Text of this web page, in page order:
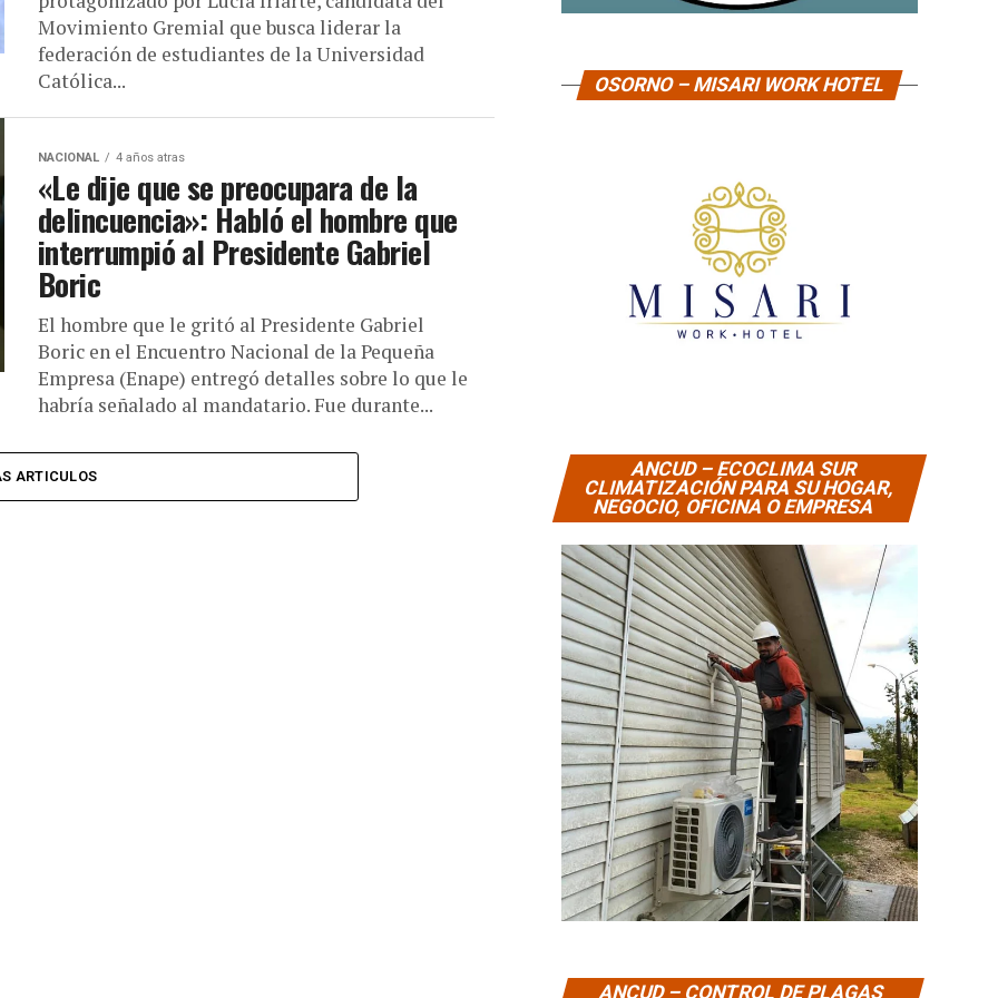
Movimiento Gremial que busca liderar la
federación de estudiantes de la Universidad
Católica...
NACIONAL 4 años atras
«Le dije que se preocupara de la
delincuencia»: Habló el hombre que
interrumpió al Presidente Gabriel
Boric
El hombre que le gritó al Presidente Gabriel
Boric en el Encuentro Nacional de la Pequeña
Empresa (Enape) entregó detalles sobre lo que le
habría señalado al mandatario. Fue durante...
ARTICULOS
OSORNO – MISARI WORK HOTEL
ANCUD – ECOCLIMA SUR
CLIMATIZACIÓN PARA SU HOGAR,
NEGOCIO, OFICINA O EMPRESA
ANCUD – CONTROL DE PLAGAS